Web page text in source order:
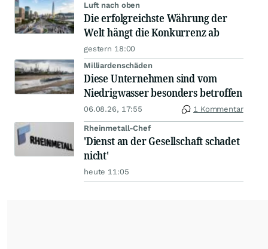
Luft nach oben
Die erfolgreichste Währung der
Welt hängt die Konkurrenz ab
gestern 18:00
Milliardenschäden
Diese Unternehmen sind vom
Niedrigwasser besonders betroffen
06.08.26, 17:55 1 Kommentar
Rheinmetall-Chef
'Dienst an der Gesellschaft schadet
nicht'
heute 11:05